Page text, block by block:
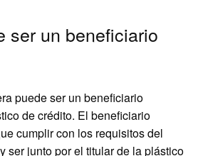
ser un beneficiario
puede ser un beneficiario
de crédito. El beneficiario
cumplir con los requisitos del
ser junto por el titular de la plástico